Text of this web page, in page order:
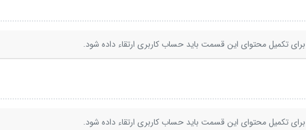
برای تکمیل محتوای این قسمت باید حساب کاربری ارتقاء داده شود.
برای تکمیل محتوای این قسمت باید حساب کاربری ارتقاء داده شود.